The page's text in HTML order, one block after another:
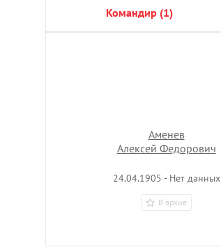
командир (1)
Аменев
Алексей Федорович
24.04.1905 - Нет данных
В архив